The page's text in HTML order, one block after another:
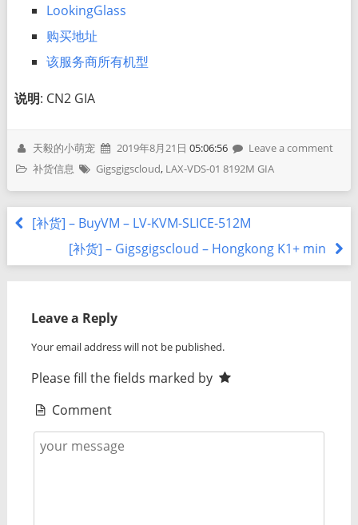
LookingGlass
购买地址
该服务商所有机型
说明: CN2 GIA
天毅的小萌宠 2019年8月21日 05:06:56
Leave a comment
补货信息
Gigsgigscloud, LAX-VDS-01 8192M GIA
[补货] – BuyVM – LV-KVM-SLICE-512M
[补货] – Gigsgigscloud – Hongkong K1+ min
Leave a Reply
Your email address will not be published.
Please fill the fields marked by
Comment